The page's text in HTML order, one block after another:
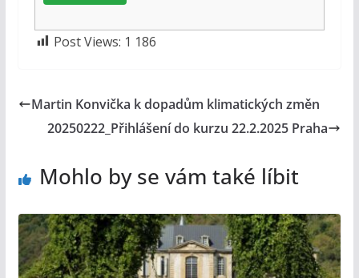
Post Views: 1 186
Martin Konvička k dopadům klimatických změn
20250222_Přihlášení do kurzu 22.2.2025 Praha
Mohlo by se vám také líbit